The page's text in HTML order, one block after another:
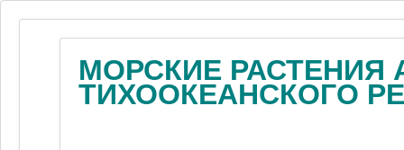
МОРСКИЕ РАСТЕНИЯ
ТИХООКЕАНСКОГО